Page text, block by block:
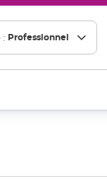
: Professionnel